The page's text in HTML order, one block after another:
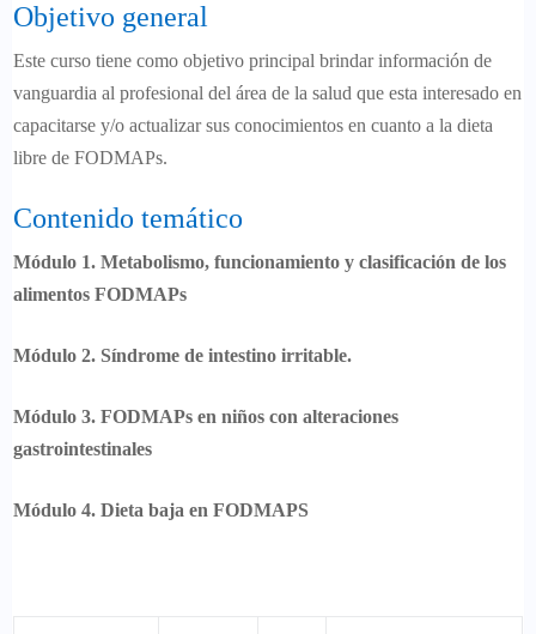
Objetivo general
Este curso tiene como objetivo principal brindar información de
vanguardia al profesional del área de la salud que esta interesado en
capacitarse y/o actualizar sus conocimientos en cuanto a la dieta
libre de FODMAPs.
Contenido temático
Módulo 1. Metabolismo, funcionamiento y clasificación de los
alimentos FODMAPs
Módulo 2. Síndrome de intestino irritable.
Módulo 3. FODMAPs en niños con alteraciones
gastrointestinales
Módulo 4. Dieta baja en FODMAPS